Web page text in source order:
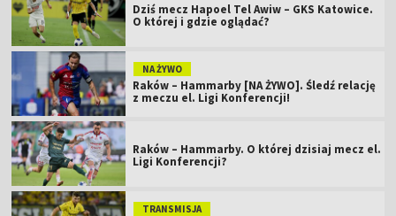
Dziś mecz Hapoel Tel Awiw – GKS Katowice.
O której i gdzie oglądać?
NA ŻYWO
Raków – Hammarby [NA ŻYWO]. Śledź relację
z meczu el. Ligi Konferencji!
Raków – Hammarby. O której dzisiaj mecz el.
Ligi Konferencji?
TRANSMISJA